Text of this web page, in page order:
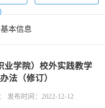
基本信息
业学院）校外实践教学
法（修订）
发布时间：2022-12-12